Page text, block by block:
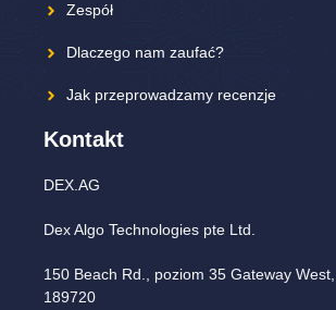
Zespół
Dlaczego nam zaufać?
Jak przeprowadzamy recenzje
Kontakt
DEX.AG
Dex Algo Technologies pte Ltd.
150 Beach Rd., poziom 35 Gateway
189720